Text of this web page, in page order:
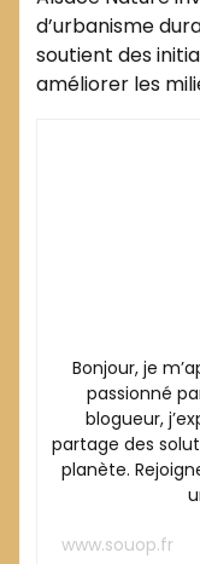
d’urbanisme
soutient des
améliorer les
Bonjour, je
passionné
blogueur,
partage des
planète.
www.souop.fr